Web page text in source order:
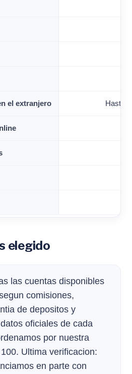
el extranjero Hasta
elegido
las cuentas disponibles
comisiones,
de depositos y
oficiales de cada
por nuestra
Ultima verificacion:
en parte con